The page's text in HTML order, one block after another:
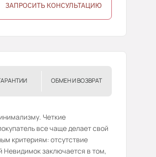
ЗАПРОСИТЬ КОНСУЛЬТАЦИЮ
ОБМЕН И ВОЗВРАТ
Четкие
все чаще делает свой
критериям: отсутствие
Невидимок заключается в том,